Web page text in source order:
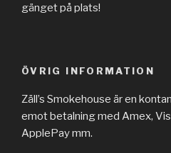
gänget på plats!
ÖVRIG INFORMATION
Zäll’s Smokehouse är en
emot betalning med Amex,
ApplePay mm.